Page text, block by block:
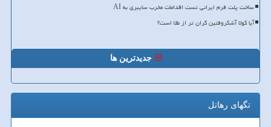
ساخت پلت فرم ایرانی تست اقدامات مخرب سایبری به AI
آیا کولا آشکروفتین گران تر از طلا است؟
جدیدترین ها
تگهای رهاتل